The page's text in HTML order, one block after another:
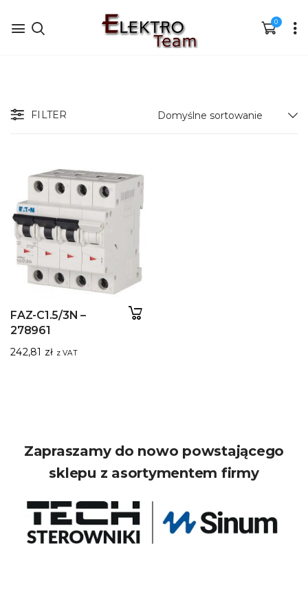
0
FILTER
FAZ-C1.5/3N –
278961
242,81 zł z VAT
Zapraszamy do nowo powstającego
sklepu z asortymentem firmy